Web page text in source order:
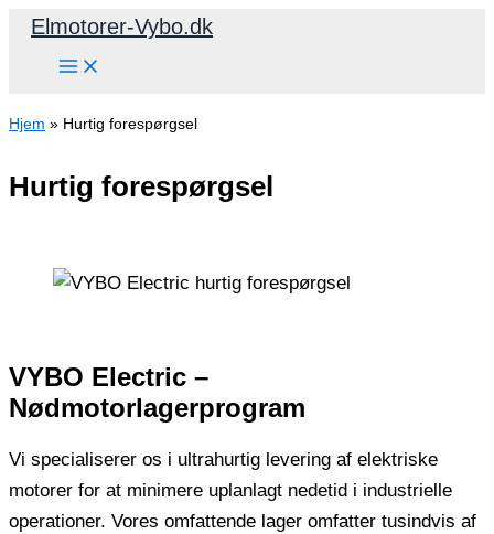
Elmotorer-Vybo.dk
Hjem » Hurtig forespørgsel
Hurtig forespørgsel
VYBO Electric –
Nødmotorlagerprogram
Vi specialiserer os i ultrahurtig levering af elektriske
motorer for at minimere uplanlagt nedetid i industrielle
operationer. Vores omfattende lager omfatter tusindvis af